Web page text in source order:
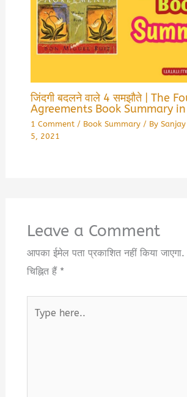
जिंदगी बदलने वाले 4 समझौते | The
Agreements Book Summary
1 Comment / Book Summary/ By
5, 2021
Leave a Comment
आपका ईमेल पता प्रकाशित नहीं किया जाएगा.
चिह्नित हैं *
here..